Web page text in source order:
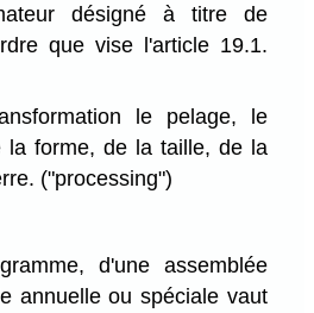
désigné à titre de
que vise l'article 19.1.
le pelage, le
la forme, de la taille, de la
("processing")
d'une assemblée
annuelle ou spéciale vaut